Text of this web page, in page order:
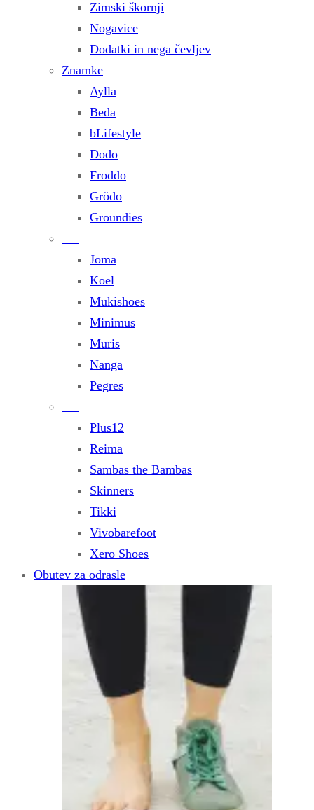
Zimski škornji
Nogavice
Dodatki in nega čevljev
Znamke
Aylla
Beda
bLifestyle
Dodo
Froddo
Grödo
Groundies
Joma
Koel
Mukishoes
Minimus
Muris
Nanga
Pegres
Plus12
Reima
Sambas the Bambas
Skinners
Tikki
Vivobarefoot
Xero Shoes
Obutev za odrasle